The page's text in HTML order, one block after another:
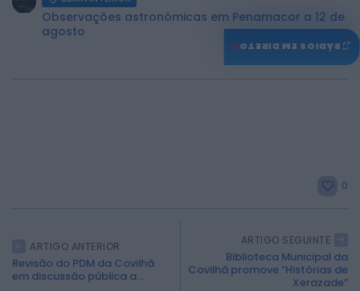
Observações astronómicas em Penamacor a 12 de
agosto
0
ARTIGO ANTERIOR
Revisão do PDM da Covilhã
em discussão pública a...
ARTIGO SEGUINTE
Biblioteca Municipal da
Covilhã promove “Histórias de
Xerazade”
♫
RÁDIOS EM DIRETO